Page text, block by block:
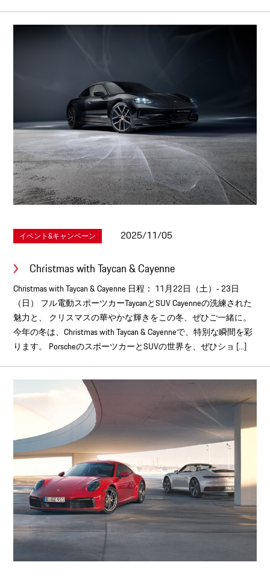
イベント&キャンペーン 2025/11/05
Christmas with Taycan & Cayenne
Christmas with Taycan & Cayenne 日程： 11月22日（土）‐ 23日
（日） フル電動スポーツカーTaycanとSUV Cayenneの洗練された
魅力と、 クリスマスの華やかな輝きをこの冬、ぜひご一緒に。
今年の冬は、Christmas with Taycan & Cayenneで、特別な瞬間を彩
ります。 PorscheのスポーツカーとSUVの世界を、ぜひショ [...]